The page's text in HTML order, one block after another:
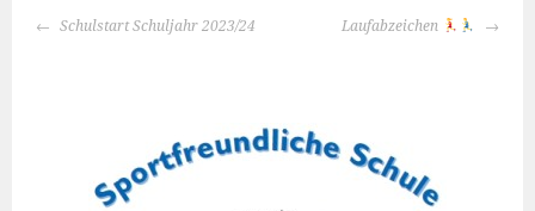
BEITRAGS-
Schulstart Schuljahr 2023/24 Laufabzeichen